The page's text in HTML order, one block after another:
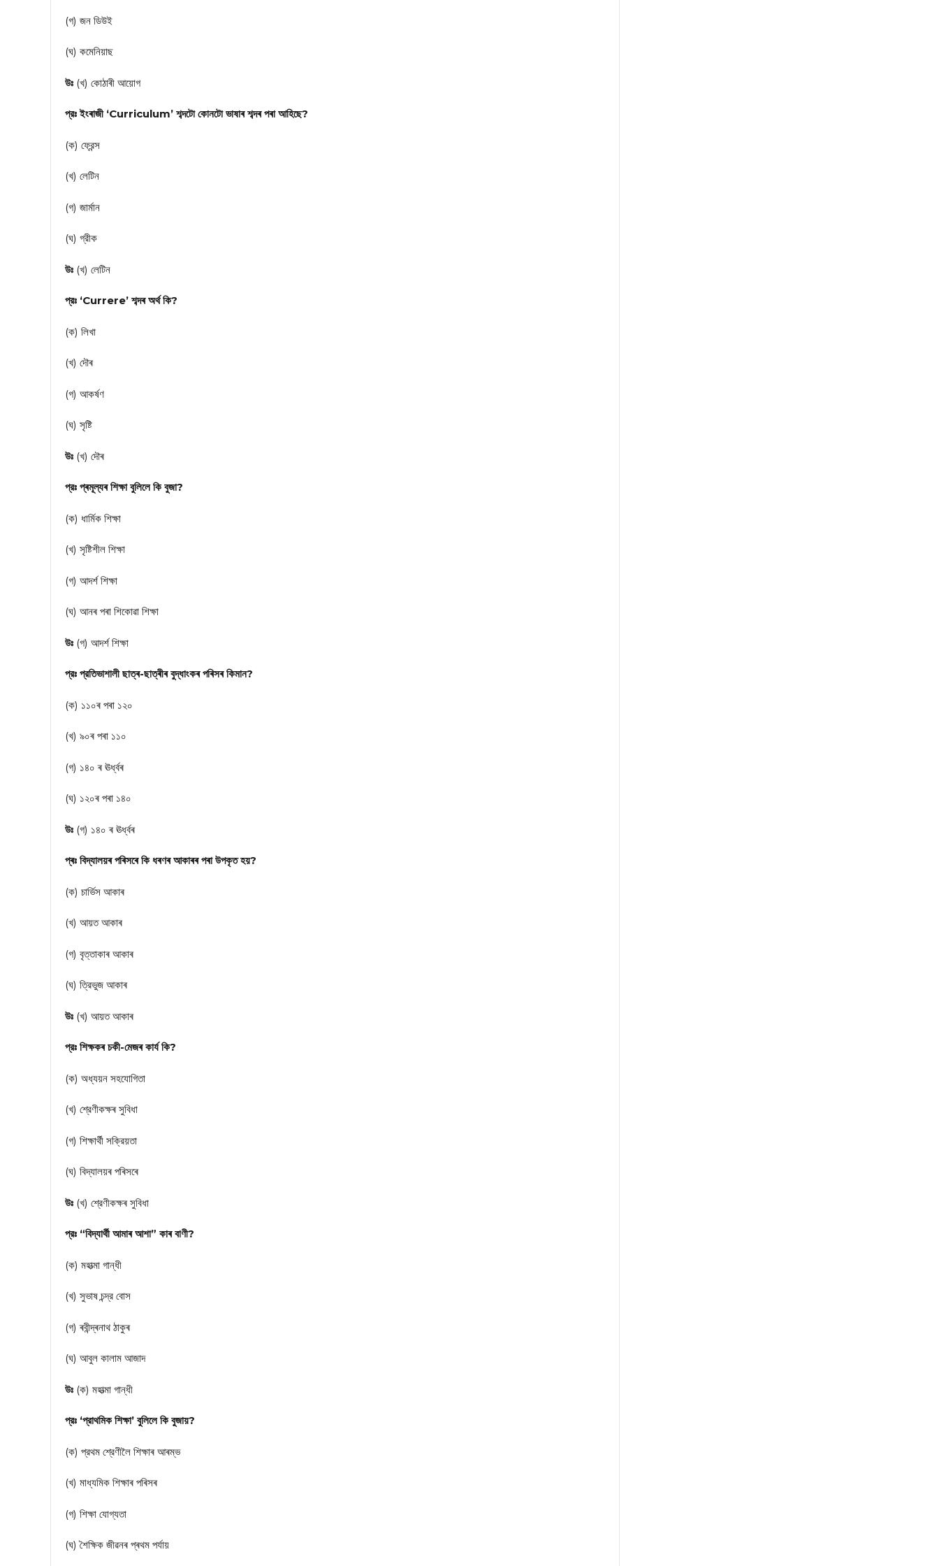
(গ) জন ডিউই
(ঘ) কমেনিয়াছ
উঃ (খ) কোঠাৰী আয়োগ
প্রঃ ইংৰাজী ‘Curriculum’ শব্দটো কোনটো ভাষাৰ শব্দৰ পৰা আহিছে?
(ক) ফ্রেন্স
(খ) লেটিন
(গ) জার্মান
(ঘ) গ্রীক
উঃ (খ) লেটিন
প্রঃ ‘Currere’ শব্দৰ অৰ্থ কি?
(ক) লিখা
(খ) দৌৰ
(গ) আকর্ষণ
(ঘ) সৃষ্টি
উঃ (খ) দৌৰ
প্রঃ প্ৰমূল্যৰ শিক্ষা বুলিলে কি বুজা?
(ক) ধার্মিক শিক্ষা
(খ) সৃষ্টিশীল শিক্ষা
(গ) আদর্শ শিক্ষা
(ঘ) আনৰ পৰা শিকোৱা শিক্ষা
উঃ (গ) আদর্শ শিক্ষা
প্রঃ প্রতিভাশালী ছাত্ৰ-ছাত্ৰীৰ বুদ্ধাংকৰ পৰিসৰ কিমান?
(ক) ১১০ৰ পৰা ১২০
(খ) ৯০ৰ পৰা ১১০
(গ) ১৪০ ৰ ঊর্ধ্বৰ
(ঘ) ১২০ৰ পৰা ১৪০
উঃ (গ) ১৪০ ৰ ঊর্ধ্বৰ
প্ৰঃ বিদ্যালয়ৰ পৰিসৰে কি ধৰণৰ আকাৰৰ পৰা উপকৃত হয়?
(ক) চার্ভিস আকাৰ
(খ) আয়ত আকাৰ
(গ) বৃত্তাকাৰ আকাৰ
(ঘ) ত্রিভুজ আকাৰ
উঃ (খ) আয়ত আকাৰ
প্রঃ শিক্ষকৰ চকী-মেজৰ কাৰ্য কি?
(ক) অধ্যয়ন সহযোগিতা
(খ) শ্রেণীকক্ষৰ সুবিধা
(গ) শিক্ষার্থী সক্রিয়তা
(ঘ) বিদ্যালয়ৰ পৰিসৰে
উঃ (খ) শ্রেণীকক্ষৰ সুবিধা
প্রঃ “বিদ্যার্থী আমাৰ আশা” কাৰ বাণী?
(ক) মহাত্মা গান্ধী
(খ) সুভাষ চন্দ্র বোস
(গ) ৰবীন্দ্ৰনাথ ঠাকুৰ
(ঘ) আবুল কালাম আজাদ
উঃ (ক) মহাত্মা গান্ধী
প্রঃ ‘প্রাথমিক শিক্ষা’ বুলিলে কি বুজায়?
(ক) প্রথম শ্রেণীলৈ শিক্ষাৰ আৰম্ভ
(খ) মাধ্যমিক শিক্ষাৰ পৰিসৰ
(গ) শিক্ষা যোগ্যতা
(ঘ) শৈক্ষিক জীৱনৰ প্ৰথম পর্যায়